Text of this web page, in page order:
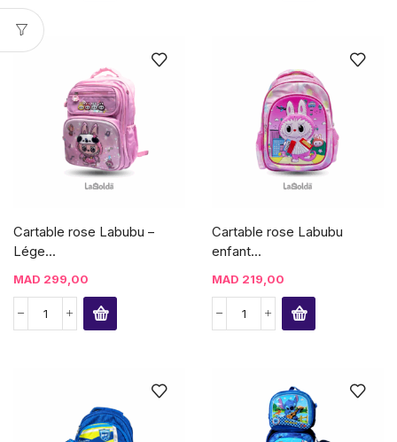
Cartable rose Labubu –
Lége...
MAD 299,00
Cartable rose Labubu
enfant...
MAD 219,00